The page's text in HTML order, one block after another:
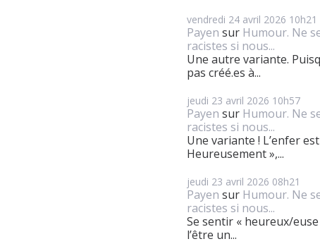
vendredi 24 avril 2026 10h21
Payen sur Humour. Ne
racistes si nous...
Une autre variante.
pas créé.es à...
jeudi 23 avril 2026 10h57
Payen sur Humour. Ne
racistes si nous...
Une variante ! L’enfer
Heureusement »,...
jeudi 23 avril 2026 08h21
Payen sur Humour. Ne
racistes si nous...
Se sentir « heureux/
l’être un...